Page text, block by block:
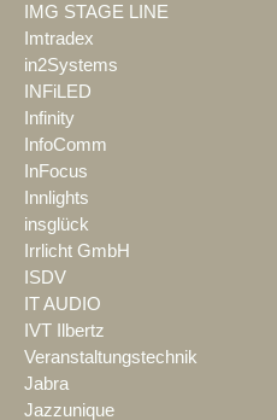
IMG STAGE LINE
Imtradex
in2Systems
INFiLED
Infinity
InfoComm
InFocus
Innlights
insglück
Irrlicht GmbH
ISDV
IT AUDIO
IVT Ilbertz
Veranstaltungstechnik
Jabra
Jazzunique